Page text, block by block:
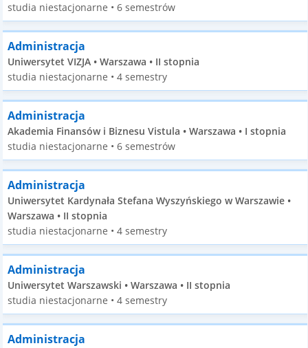
studia niestacjonarne • 6 semestrów
Administracja
Uniwersytet VIZJA • Warszawa • II stopnia
studia niestacjonarne • 4 semestry
Administracja
Akademia Finansów i Biznesu Vistula • Warszawa • I stopnia
studia niestacjonarne • 6 semestrów
Administracja
Uniwersytet Kardynała Stefana Wyszyńskiego w Warszawie •
Warszawa • II stopnia
studia niestacjonarne • 4 semestry
Administracja
Uniwersytet Warszawski • Warszawa • II stopnia
studia niestacjonarne • 4 semestry
Administracja